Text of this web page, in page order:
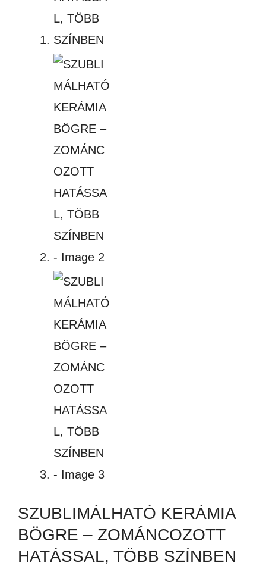
SZUBLIMÁLHATÓ KERÁMIA
BÖGRE – ZOMÁNCOZOTT
HATÁSSAL, TÖBB SZÍNBEN